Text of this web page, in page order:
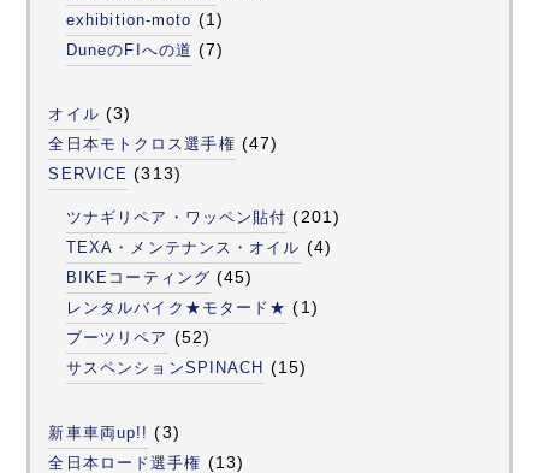
exhibition-moto (1)
DuneのFIへの道 (7)
オイル (3)
全日本モトクロス選手権 (47)
SERVICE (313)
ツナギリペア・ワッペン貼付 (201)
TEXA・メンテナンス・オイル (4)
BIKEコーティング (45)
レンタルバイク★モタード★ (1)
ブーツリペア (52)
サスペンションSPINACH (15)
新車車両up!! (3)
全日本ロード選手権 (13)